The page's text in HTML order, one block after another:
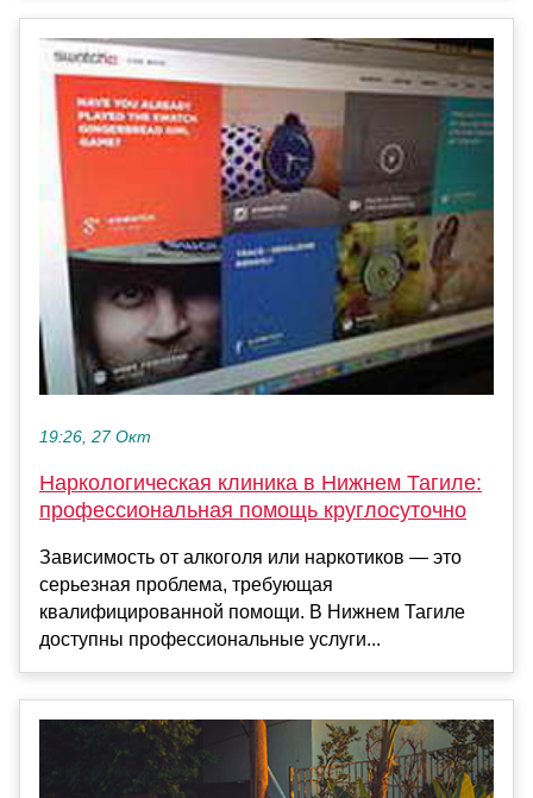
19:26, 27 Окт
Наркологическая клиника в Нижнем Тагиле:
профессиональная помощь круглосуточно
Зависимость от алкоголя или наркотиков — это
серьезная проблема, требующая
квалифицированной помощи. В Нижнем Тагиле
доступны профессиональные услуги...